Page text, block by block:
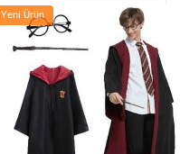
Yeni Ürün